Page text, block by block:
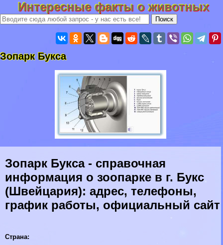
Интересные факты о животных
Зопарк Букса
Зопарк Букса - справочная
информация о зоопарке в г. Букс
(Швейцария): адрес, телефоны,
график работы, официальный сайт
Страна: